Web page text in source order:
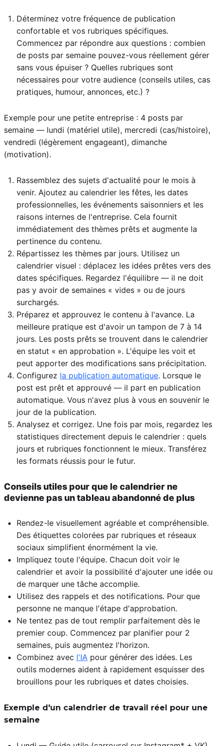
Déterminez votre fréquence de publication
confortable et vos rubriques spécifiques.
Commencez par répondre aux questions : combien
de posts par semaine pouvez-vous réellement gérer
sans vous épuiser ? Quelles rubriques sont
nécessaires pour votre audience (conseils utiles, cas
pratiques, humour, annonces, etc.) ?
Exemple pour une petite entreprise : 4 posts par
semaine — lundi (matériel utile), mercredi (cas/histoire),
vendredi (légèrement engageant), dimanche
(motivation).
Rassemblez des sujets d'actualité pour le mois à
venir. Ajoutez au calendrier les fêtes, les dates
professionnelles, les événements saisonniers et les
raisons internes de l'entreprise. Cela fournit
immédiatement des thèmes prêts et augmente la
pertinence du contenu.
Répartissez les thèmes par jours. Utilisez un
calendrier visuel : déplacez les idées prêtes vers des
dates spécifiques. Regardez l'équilibre — il ne doit
pas y avoir de semaines « vides » ou de jours
surchargés.
Préparez et approuvez le contenu à l'avance. La
meilleure pratique est d'avoir un tampon de 7 à 14
jours. Les posts prêts se trouvent dans le calendrier
en statut « en approbation ». L'équipe les voit et
peut apporter des modifications sans précipitation.
Configurez la publication automatique. Lorsque le
post est prêt et approuvé — il part en publication
automatique. Vous n'avez plus à vous en souvenir le
jour de la publication.
Analysez et corrigez. Une fois par mois, regardez les
statistiques directement depuis le calendrier : quels
jours et rubriques fonctionnent le mieux. Transférez
les formats réussis pour le futur.
Conseils utiles pour que le calendrier ne
devienne pas un tableau abandonné de plus
Rendez-le visuellement agréable et compréhensible.
Des étiquettes colorées par rubriques et réseaux
sociaux simplifient énormément la vie.
Impliquez toute l'équipe. Chacun doit voir le
calendrier et avoir la possibilité d'ajouter une idée ou
de marquer une tâche accomplie.
Utilisez des rappels et des notifications. Pour que
personne ne manque l'étape d'approbation.
Ne tentez pas de tout remplir parfaitement dès le
premier coup. Commencez par planifier pour 2
semaines, puis augmentez l'horizon.
Combinez avec l'IA pour générer des idées. Les
outils modernes aident à rapidement esquisser des
brouillons pour les rubriques et dates choisies.
Exemple d'un calendrier de travail réel pour une
semaine